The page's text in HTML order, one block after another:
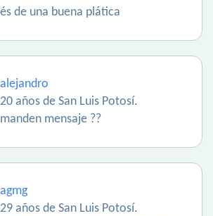
de una buena plática
alejandro
20 años de San Luis Potosí.
manden mensaje ??
agmg
29 años de San Luis Potosí.